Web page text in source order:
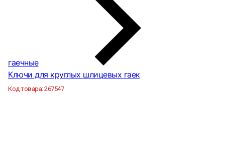
гаечные
Ключи для круглых шлицевых гаек
Код товара:267547